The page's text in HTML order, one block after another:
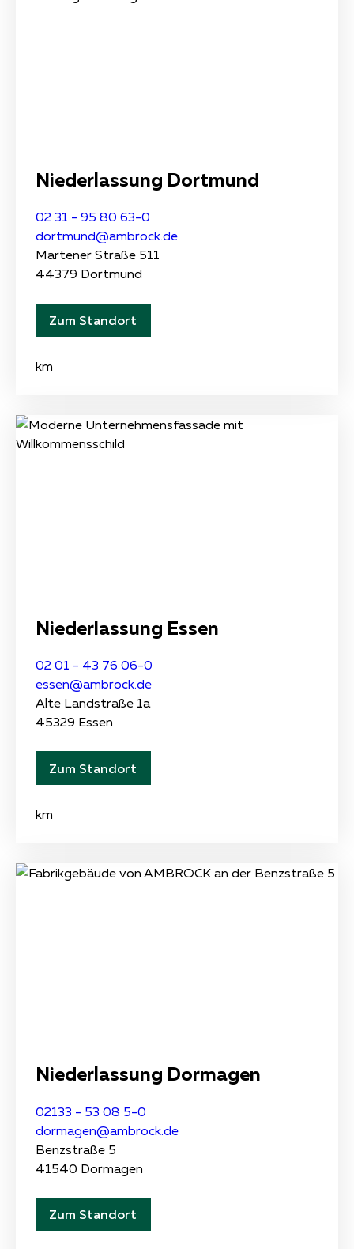
Niederlassung Dortmund
02 31 - 95 80 63-0
dortmund@ambrock.de
Martener Straße 511
44379 Dortmund
Zum Standort
km
Niederlassung Essen
02 01 - 43 76 06-0
essen@ambrock.de
Alte Landstraße 1a
45329 Essen
Zum Standort
km
Niederlassung Dormagen
02133 - 53 08 5-0
dormagen@ambrock.de
Benzstraße 5
41540 Dormagen
Zum Standort